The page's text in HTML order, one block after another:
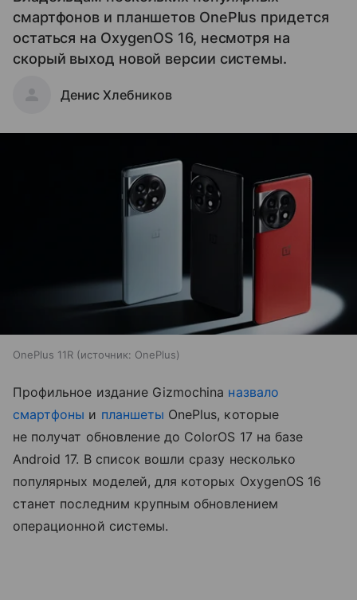
смартфонов и планшетов OnePlus придется
остаться на OxygenOS 16, несмотря на
скорый выход новой версии системы.
Денис Хлебников
OnePlus 11R источник: OnePlus
Профильное издание Gizmochina назвало
смартфоны и планшеты OnePlus, которые
не получат обновление до ColorOS 17 на базе
Android 17. В список вошли сразу несколько
популярных моделей, для которых OxygenOS 16
станет последним крупным обновлением
операционной системы.